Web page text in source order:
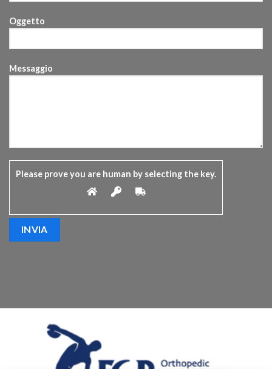
Oggetto
Messaggio
Please prove you are human by selecting the key.